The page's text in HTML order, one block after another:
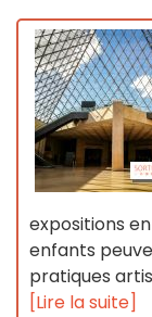
expositions
enfants
pratiques
[Lire la suite]